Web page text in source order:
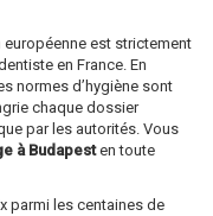
européenne est strictement
en France. En
normes d’hygiène sont
chaque dossier
par les autorités. Vous
à Budapesten toute
parmi les centaines de